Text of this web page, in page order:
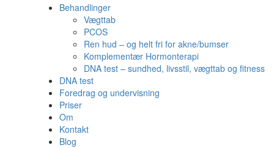
Behandlinger
Vægttab
PCOS
Ren hud – og helt fri for akne/bumser
Komplementær Hormonterapi
DNA test – sundhed, livsstil, vægttab og fitness
DNA test
Foredrag og undervisning
Priser
Om
Kontakt
Blog